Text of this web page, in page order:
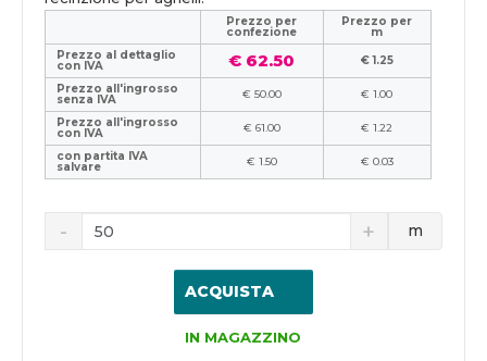
Prezzo per
confezione
Prezzo per
m
Prezzo al dettaglio
con IVA € 62.50
€ 1.25
Prezzo all'ingrosso
senza IVA € 50.00
€ 1.00
Prezzo all'ingrosso
con IVA € 61.00
€ 1.22
con partita IVA
salvare € 1.50 € 0.03
m
ACQUISTA
IN MAGAZZINO